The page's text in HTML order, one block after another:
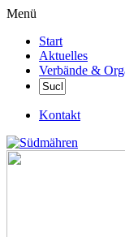
Menü
Start
Aktuelles
Verbände &
Kontakt